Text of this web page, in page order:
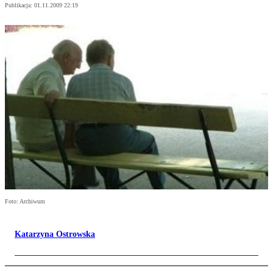
Publikacja: 01.11.2009 22:19
Foto: Archiwum
Katarzyna Ostrowska